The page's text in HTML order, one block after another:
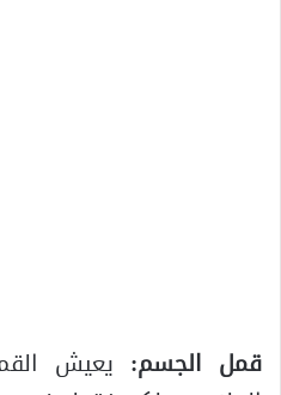
قمل الجسم: يعيش